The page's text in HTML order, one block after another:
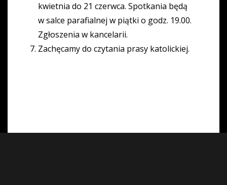
kwietnia do 21 czerwca. Spotkania będą
w salce parafialnej w piątki o godz. 19.00.
Zgłoszenia w kancelarii.
Zachęcamy do czytania prasy katolickiej.